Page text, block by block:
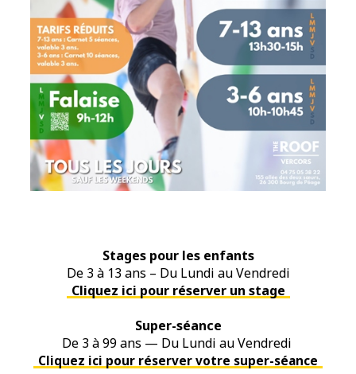
Stages pour les enfants
De 3 à 13 ans – Du Lundi au Vendredi
Cliquez ici pour réserver un stage
Super-séance
De 3 à 99 ans — Du Lundi au Vendredi
Cliquez ici pour réserver votre super-séance